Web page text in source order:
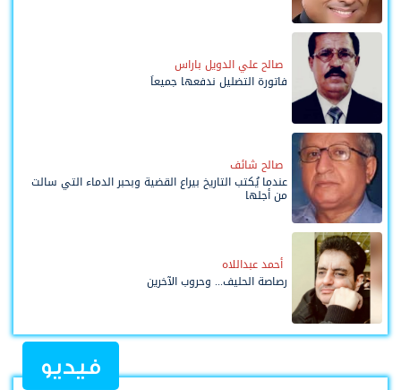
صالح علي الدويل باراس
فاتورة التضليل ندفعها جميعاً
صالح شائف
عندما يُكتب التاريخ بيراع القضية وبحبر الدماء التي سالت
من أجلها
أحمد عبداللاه
رصاصة الحليف... وحروب الآخرين
فيديو